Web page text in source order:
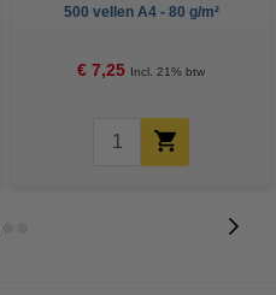
500 vellen A4 - 80 g/m²
€ 7,25 Incl. 21% btw